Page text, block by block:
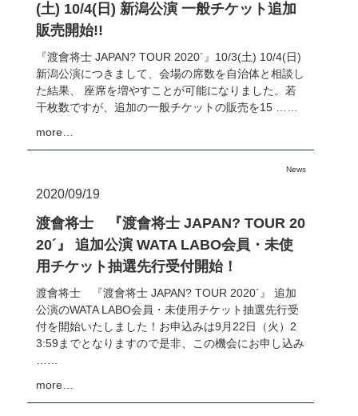
(土) 10/4(日) 新潟公演 一般チケット追加
販売開始!!
『渡會将士 JAPAN? TOUR 2020´』10/3(土) 10/4(日)
新潟公演につきまして、会場の席数を自治体と相談し
た結果、 座席を増やすことが可能になりました。若
干枚数ですが、追加の一般チケットの販売を15 ……
more…
News
2020/09/19
渡會将士 『渡會将士 JAPAN? TOUR 20
20´』 追加公演 WATA LABO会員・未使
用チケット抽選先行受付開始！
渡會将士 『渡會将士 JAPAN? TOUR 2020´』 追加
公演のWATA LABO会員・未使用チケット抽選先行受
付を開始いたしました！お申込みは9月22日（火）2
3:59までとなりますので是非、この機会にお申し込み
more…